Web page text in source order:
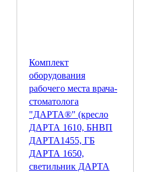
Комплект
оборудования
рабочего места врача-
стоматолога
"ДАРТА®" (кресло
ДАРТА 1610, БНВП
ДАРТА1455, ГБ
ДАРТА 1650,
светильник ДАРТА